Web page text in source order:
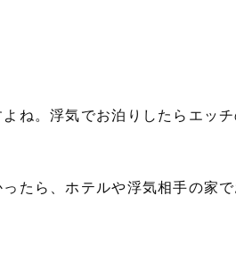
ね。浮気でお泊りしたらエッ
たら、ホテルや浮気相手の家